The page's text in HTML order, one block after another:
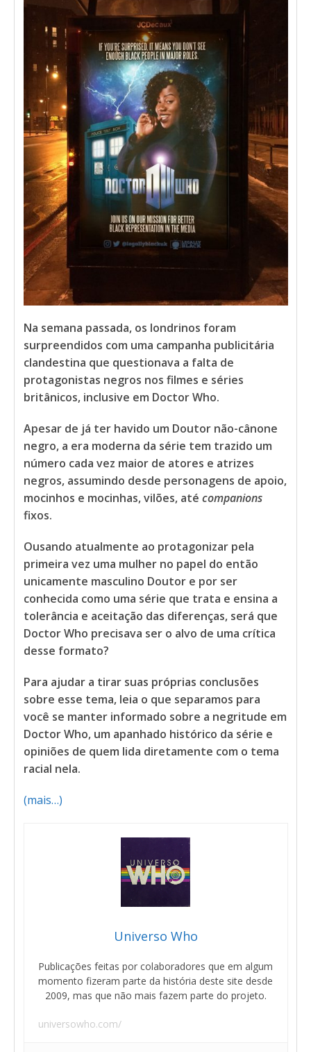
Na semana passada, os londrinos foram
surpreendidos com uma campanha publicitária
clandestina que questionava a falta de
protagonistas negros nos filmes e séries
britânicos, inclusive em Doctor Who.
Apesar de já ter havido um Doutor não-cânone
negro, a era moderna da série tem trazido um
número cada vez maior de atores e atrizes
negros, assumindo desde personagens de apoio,
mocinhos e mocinhas, vilões, até companions
fixos.
Ousando atualmente ao protagonizar pela
primeira vez uma mulher no papel do então
unicamente masculino Doutor e por ser
conhecida como uma série que trata e ensina a
tolerância e aceitação das diferenças, será que
Doctor Who precisava ser o alvo de uma crítica
desse formato?
Para ajudar a tirar suas próprias conclusões
sobre esse tema, leia o que separamos para
você se manter informado sobre a negritude em
Doctor Who, um apanhado histórico da série e
opiniões de quem lida diretamente com o tema
racial nela.
(mais…)
Universo Who
Publicações feitas por colaboradores que em algum
momento fizeram parte da história deste site desde
2009, mas que não mais fazem parte do projeto.
universowho.com/